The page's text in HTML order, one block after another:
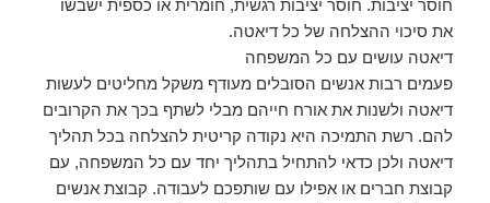
חוסר יציבות. חוסר יציבות רגשית, חומרית או כספית ישבשו
את סיכוי ההצלחה של כל דיאטה.
דיאטה עושים עם כל המשפחה
פעמים רבות אנשים הסובלים מעודף משקל מחליטים לעשות
דיאטה ולשנות את אורח חייהם מבלי לשתף בכך את הקרובים
להם. רשת התמיכה היא נקודה קריטית להצלחה בכל תהליך
דיאטה ולכן כדאי להתחיל בתהליך יחד עם כל המשפחה, עם
קבוצת חברים או אפילו עם שותפכם לעבודה. קבוצת אנשים